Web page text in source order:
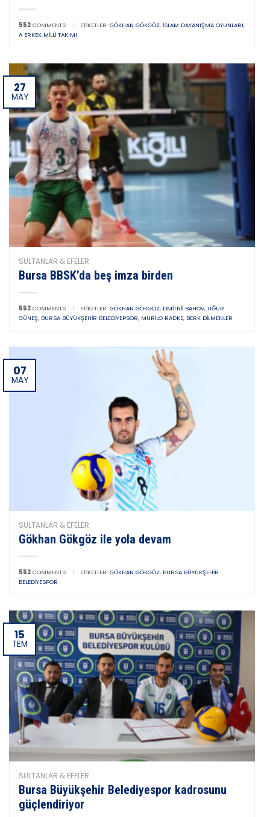
552 COMMENTS | ETIKETLER: GÖKHAN GÖKGÖZ, İSLAM DAYANIŞMA OYUNLARI,
A ERKEK MILLI TAKIMI
27
MAY
SULTANLAR & EFELER
Bursa BBSK’da beş imza birden
552 COMMENTS | ETIKETLER: GÖKHAN GÖKGÖZ, DMITRII BAHOV, UĞUR
GÜNEŞ, BURSA BÜYÜKŞEHIR BELEDIYEPSOR, MURILO RADKE, BERK DILMENLER
07
MAY
SULTANLAR & EFELER
Gökhan Gökgöz ile yola devam
552 COMMENTS | ETIKETLER: GÖKHAN GÖKGÖZ, BURSA BÜYÜKŞEHIR
BELEDIYESPOR
15
TEM
SULTANLAR & EFELER
Bursa Büyükşehir Belediyespor kadrosunu
güçlendiriyor